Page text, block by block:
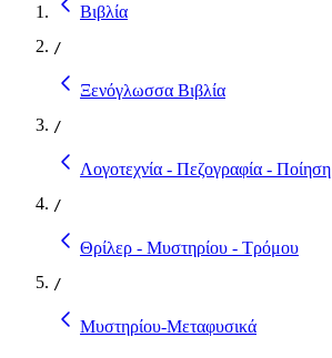
Βιβλία
/
Ξενόγλωσσα Βιβλία
/
Λογοτεχνία - Πεζογραφία - Ποίηση
/
Θρίλερ - Μυστηρίου - Τρόμου
/
Μυστηρίου-Μεταφυσικά